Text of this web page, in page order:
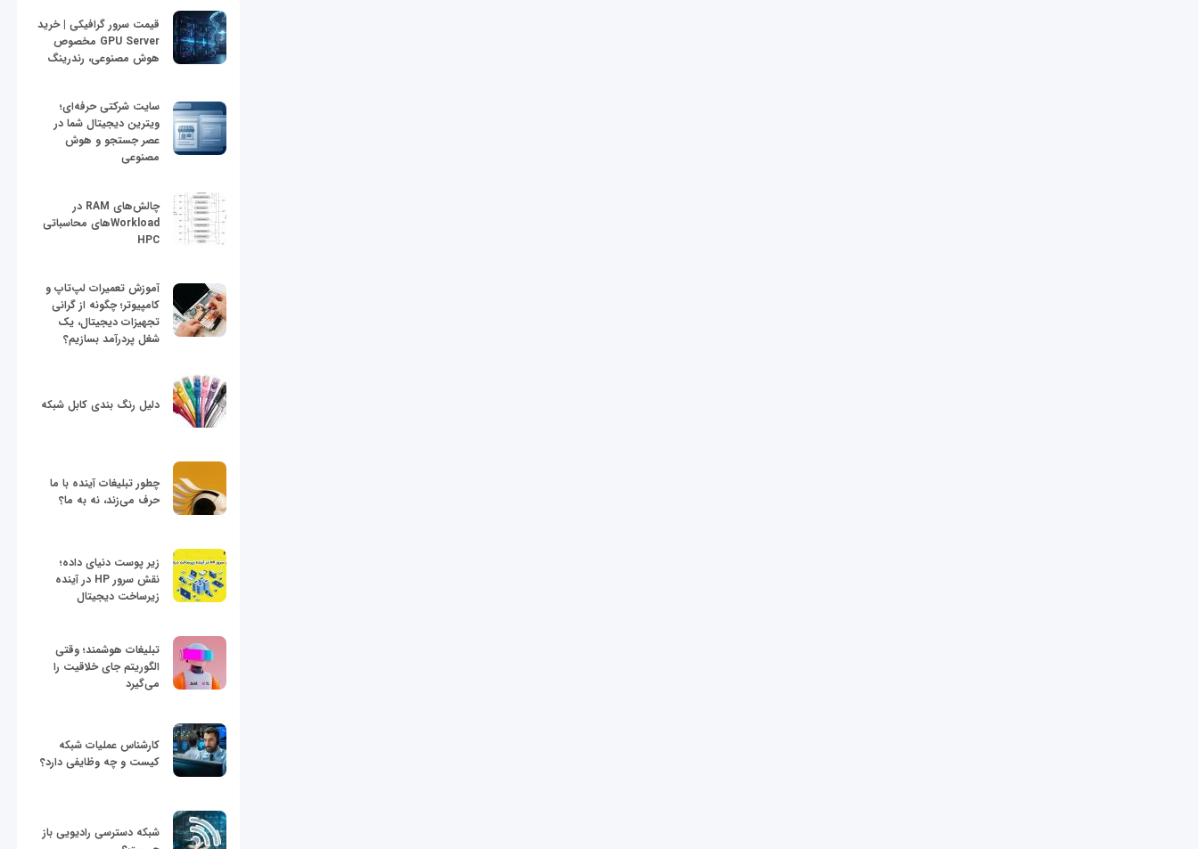
قیمت سرور گرافیکی | خرید
GPU Server مخصوص
هوش مصنوعی، رندرینگ
سایت شرکتی حرفه‌ای؛
ویترین دیجیتال شما در
عصر جستجو و هوش
مصنوعی
چالش‌های RAM در
Workloadهای محاسباتی
HPC
آموزش تعمیرات لپ‌تاپ و
کامپیوتر؛ چگونه از گرانی
تجهیزات دیجیتال، یک
شغل پردرآمد بسازیم؟
دلیل رنگ بندی کابل شبکه
چطور تبلیغات آینده با ما
حرف می‌زند، نه به ما؟
زیر پوست دنیای داده؛
نقش سرور HP در آینده
زیرساخت دیجیتال
تبلیغات هوشمند؛ وقتی
الگوریتم جای خلاقیت را
می‌گیرد
کارشناس عملیات شبکه
کیست و چه وظایفی دارد؟
شبکه دسترسی رادیویی باز